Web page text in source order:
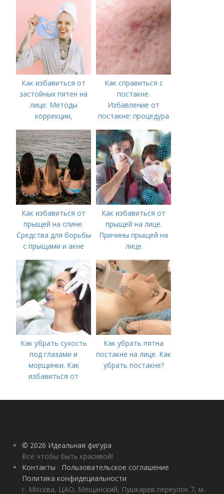
необходимо
предпринять
следующие действия:
Как избавиться от
застойных пятен на
лице. Методы
коррекции,
акне и удаления
рубцов и шрамов
постакне
Как справиться с
постакне.
Избавление от
постакне: процедура
Как избавиться от
прыщей на спине.
Средства для борьбы
с прыщами и акне
Как избавиться от
прыщей на лице.
Причины прыщей на
лице
Как убрать сухость
под глазами и
морщинки. Как
избавиться от
косметологические
Как убрать пятна
постакне на лице. Как
убрать постакне?
© 2026 Идеальная фигура
Всё чтобы быть красивой!
Контакты
Пользовательское соглашение
Политика конфидециальности
г. Москва, ЦАО, Мещанский, Пушкарев переулок 7, м.